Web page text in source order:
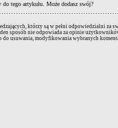
do tego artykułu. Może dodasz swój?
którzy są w pełni odpowiedzialni za
sposób nie odpowiada za opinie
do usuwania, modyfikowania wybranych